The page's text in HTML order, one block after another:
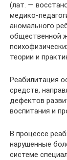
(лат. —
медико-
аномального
общественной
теории и
Реабилитация
средств,
дефектов
воспитания и
В процессе
нарушенные
системе